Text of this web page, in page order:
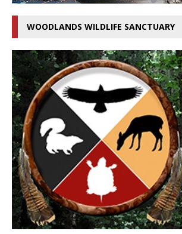
WOODLANDS WILDLIFE SANCTUARY